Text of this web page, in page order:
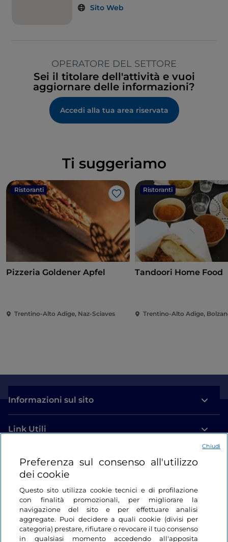
Sito Web
OPERATORE DEL SETTORE
Sei il titolare dell'attività e vuoi
aggiornare delle informazioni?
Accedi alla tua area riservata
Ti suggeriamo
Ristoranti
Like
Pizzeria Goldener Apfel
Trentino-Alto Adige, Naz-Sciaves
Ristoranti
Tandoori Home Food
Trentino-Alto Adige,
Informazioni sul sito
Link Utili
Login
Restiamo in contatto
Preferenza sul consenso all'utilizzo
dei cookie
Questo sito utilizza cookie tecnici e di profilazione
con finalità promozionali, per migliorare la
navigazione del sito e per effettuare analisi
aggregate. Puoi decidere a quali cookie (divisi per
categoria) prestare, rifiutare o revocare il tuo consenso
in qualsiasi momento accedendo all'apposita
Chiudi